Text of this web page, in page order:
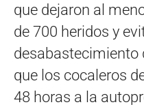
que dejaron al
de 700 heridos y
desabastecimiento
que los cocaleros
48 horas a la